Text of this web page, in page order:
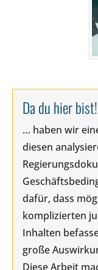
Da du hier bist!
… haben wir
diesen
dafür, dass
komplizierten
Inhalten
große
Diese Arbeit